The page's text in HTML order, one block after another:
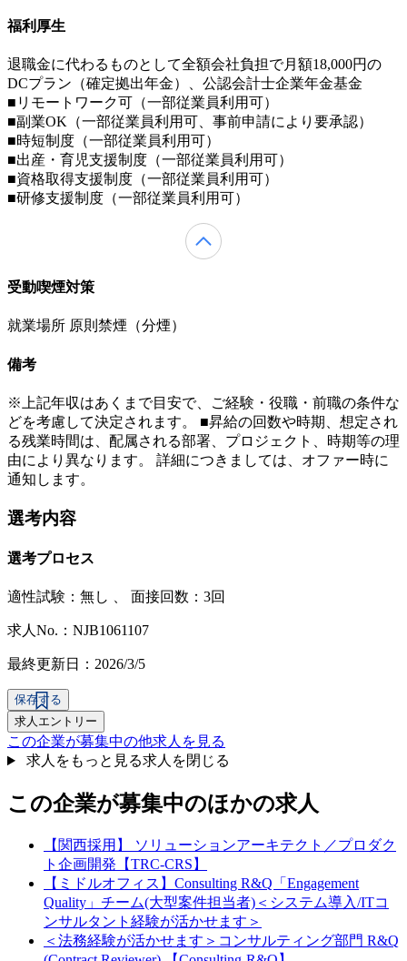
福利厚生
退職金に代わるものとして全額会社負担で月額18,000円の
DCプラン（確定拠出年金）、公認会計士企業年金基金
■リモートワーク可（一部従業員利用可）
■副業OK（一部従業員利用可、事前申請により要承認）
■時短制度（一部従業員利用可）
■出産・育児支援制度（一部従業員利用可）
■資格取得支援制度（一部従業員利用可）
■研修支援制度（一部従業員利用可）
受動喫煙対策
就業場所 原則禁煙（分煙）
備考
※上記年収はあくまで目安で、ご経験・役職・前職の条件な
どを考慮して決定されます。 ■昇給の回数や時期、想定され
る残業時間は、配属される部署、プロジェクト、時期等の理
由により異なります。 詳細につきましては、オファー時に
通知します。
選考内容
選考プロセス
適性試験： 無し 面接回数：3回
求人No.：NJB1061107
最終更新日：2026/3/5
保存する
求人エントリー
この企業が募集中の他求人を見る
求人をもっと見る求人を閉じる
この企業が募集中のほかの求人
【関西採用】 ソリューションアーキテクト／プロダク
ト企画開発【TRC-CRS】
【ミドルオフィス】Consulting R&Q「Engagement
Quality」チーム(大型案件担当者)＜システム導入/ITコ
ンサルタント経験が活かせます＞
＜法務経験が活かせます＞コンサルティング部門 R&Q